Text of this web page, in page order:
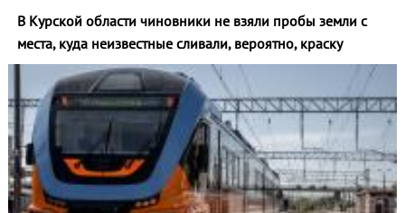
В Курской области чиновники не взяли пробы земли с
места, куда неизвестные сливали, вероятно, краску